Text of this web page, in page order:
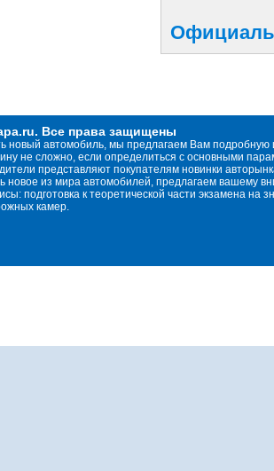
Все права защищены
новый автомобиль, мы предлагаем Вам
не сложно, если определиться с основными
представляют покупателям новинки
новое из мира автомобилей, предлагаем вашему
подготовка к теоретической части экзамена
камер.